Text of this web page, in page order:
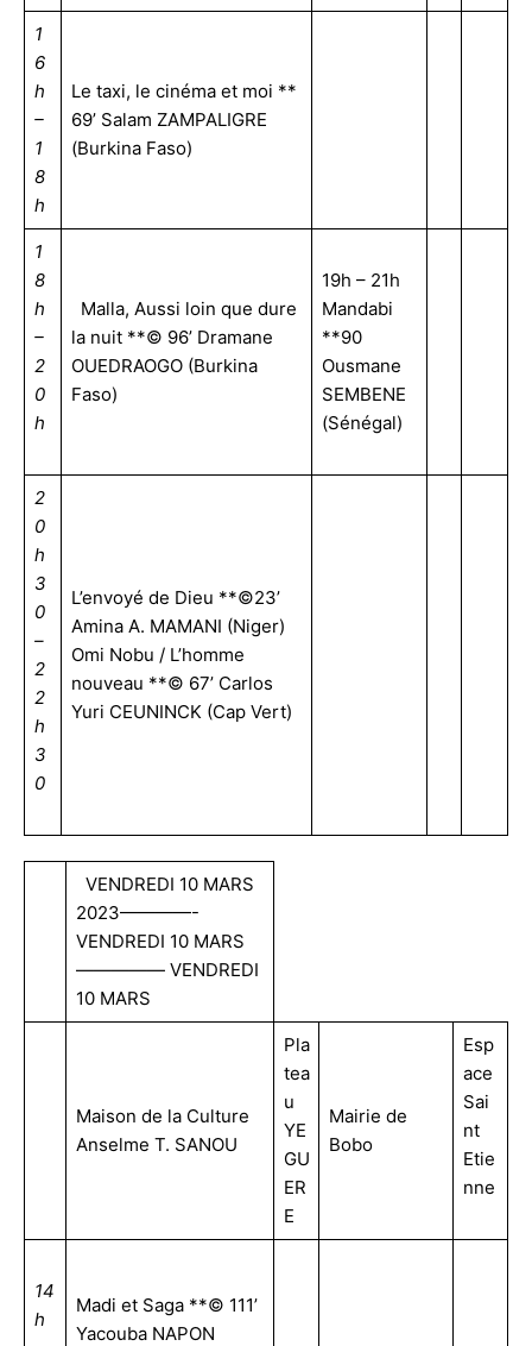
1
6
h
–
1
8
h
Le taxi, le cinéma et moi **
69’ Salam ZAMPALIGRE
(Burkina Faso)
1
8
h
–
2
0
h
Malla, Aussi loin que dure
la nuit **© 96’ Dramane
OUEDRAOGO (Burkina
Faso)
19h – 21h
Mandabi
**90
Ousmane
SEMBENE
(Sénégal)
2
0
h
3
0
–
2
2
h
3
0
L’envoyé de Dieu **©23’
Amina A. MAMANI (Niger)
Omi Nobu / L’homme
nouveau **© 67’ Carlos
Yuri CEUNINCK (Cap Vert)
VENDREDI 10 MARS
2023————-
VENDREDI 10 MARS
————— VENDREDI
10 MARS
Maison de la Culture
Anselme T. SANOU
Pla
tea
u
YE
GU
ER
E
Mairie de
Bobo
Esp
ace
Sai
nt
Etie
nne
14
h
Madi et Saga **© 111’
Yacouba NAPON